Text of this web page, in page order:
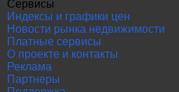
Сервисы
Индексы и графики цен
Новости рынка недвижимости
Платные сервисы
О проекте и контакты
Реклама
Партнеры